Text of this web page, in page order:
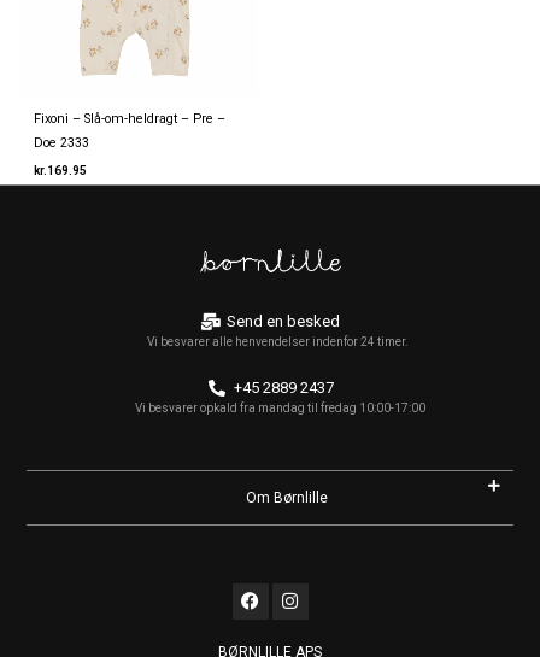
Fixoni – Slå-om-heldragt – Pre –
Doe 2333
kr. 169.95
Send en besked
Vi besvarer alle henvendelser indenfor 24 timer.
+45 2889 2437
Vi besvarer opkald fra mandag til fredag 10:00-17:00
Om Børnlille
F
a
e
I
n
t
BØRNLILLE APS